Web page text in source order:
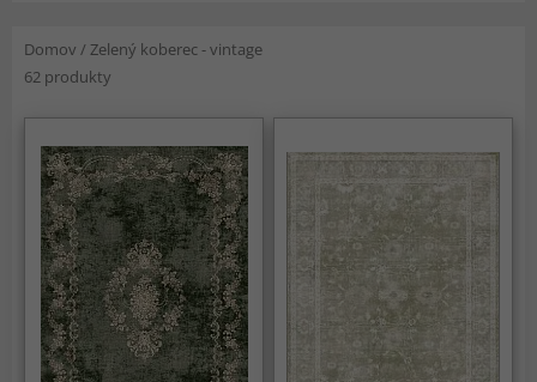
Domov /Zelený koberec - vintage
62 produkty